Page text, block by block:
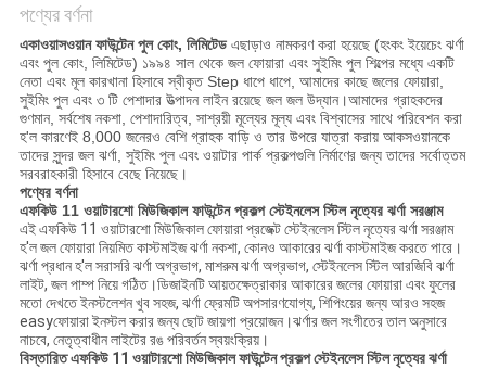
পণ্যের বর্ণনা
একাওয়াসওয়ান ফাউন্টেন পুল কোং, লিমিটেড এছাড়াও নামকরণ করা হয়েছে (হংকং ইয়েচেং ঝর্ণা
এবং পুল কোং, লিমিটেড) ১৯৯৪ সাল থেকে জল ফোয়ারা এবং সুইমিং পুল শিল্পের মধ্যে একটি
নেতা এবং মূল কারখানা হিসাবে স্বীকৃত Step ধাপে ধাপে, আমাদের কাছে জলের ফোয়ারা,
সুইমিং পুল এবং ৩ টি পেশাদার উত্পাদন লাইন রয়েছে জল জল উদ্যান।আমাদের গ্রাহকদের
গুণমান, সর্বশেষ নকশা, পেশাদারিত্ব, সাশ্রয়ী মূল্যের মূল্য এবং বিশ্বাসের সাথে পরিবেশন করা
হ'ল কারণেই 8,000 জনেরও বেশি গ্রাহক বাড়ি ও তার উপরে যাত্রা করায় আকসওয়ানকে
তাদের সুন্দর জল ঝর্ণা, সুইমিং পুল এবং ওয়াটার পার্ক প্রকল্পগুলি নির্মাণের জন্য তাদের সর্বোত্তম
সরবরাহকারী হিসাবে বেছে নিয়েছে।
পণ্যের বর্ণনা
এফকিউ 11 ওয়াটারশো মিউজিকাল ফাউন্টেন প্রকল্প স্টেইনলেস স্টিল নৃত্যের ঝর্ণা সরঞ্জাম
এই এফকিউ 11 ওয়াটারশো মিউজিকাল ফোয়ারা প্রজেক্ট স্টেইনলেস স্টিল নৃত্যের ঝর্ণা সরঞ্জাম
হ'ল জল ফোয়ারা নিয়মিত কাস্টমাইজ ঝর্ণা নকশা, কোনও আকারের ঝর্ণা কাস্টমাইজ করতে পারে।
ঝর্ণা প্রধান হ'ল সরাসরি ঝর্ণা অগ্রভাগ, মাশরুম ঝর্ণা অগ্রভাগ, স্টেইনলেস স্টিল আরজিবি ঝর্ণা
লাইট, জল পাম্প নিয়ে গঠিত।ডিজাইনটি আয়তক্ষেত্রাকার আকারের জলের ফোয়ারা এবং ফুলের
মতো দেখতে ইনস্টলেশন খুব সহজ, ঝর্ণা ফ্রেমটি অপসারণযোগ্য, শিপিংয়ের জন্য আরও সহজ
easyফোয়ারা ইনস্টল করার জন্য ছোট জায়গা প্রয়োজন।ঝর্ণার জল সংগীতের তাল অনুসারে
নাচবে, নেতৃত্বাধীন লাইটের রঙ পরিবর্তন স্বয়ংক্রিয়।
বিস্তারিতএফকিউ 11 ওয়াটারশো মিউজিকাল ফাউন্টেন প্রকল্প স্টেইনলেস স্টিল নৃত্যের ঝর্ণা